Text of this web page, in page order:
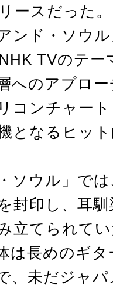
ースだった
ンド・ソウ
TVのテー
へのアプロ
コンチャー
となるヒッ
ソウル」で
封印し、耳
立てられて
は長めのギ
、未だジャ